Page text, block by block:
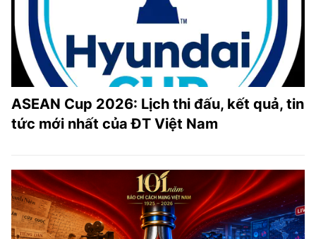
ASEAN Cup 2026: Lịch thi đấu, kết quả, tin
tức mới nhất của ĐT Việt Nam